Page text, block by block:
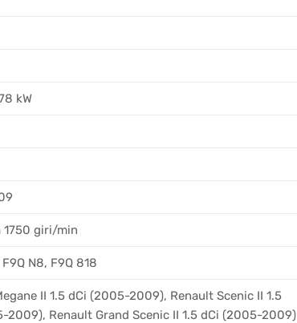
kW
1750 giri/min
N8, F9Q 818
II 1.5 dCi (2005-2009), Renault Scenic II 1.5
2009), Renault Grand Scenic II 1.5 dCi (2005-2009)